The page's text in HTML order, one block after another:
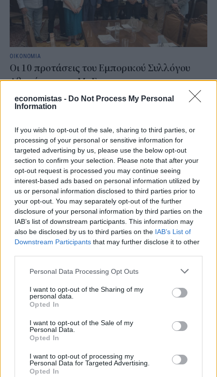
economistas - Do Not Process My Personal
Information
If you wish to opt-out of the sale, sharing to third parties, or
processing of your personal or sensitive information for
targeted advertising by us, please use the below opt-out
section to confirm your selection. Please note that after your
opt-out request is processed you may continue seeing
interest-based ads based on personal information utilized by
us or personal information disclosed to third parties prior to
your opt-out. You may separately opt-out of the further
disclosure of your personal information by third parties on the
IAB’s list of downstream participants. This information may
also be disclosed by us to third parties on the IAB’s List of
Downstream Participants that may further disclose it to other
Personal Data Processing Opt Outs
I want to opt-out of the Sharing of my
personal data.
Opted In
I want to opt-out of the Sale of my
Personal Data.
Opted In
I want to opt-out of processing my
Personal Data for Targeted Advertising.
Opted In
ΟΙΚΟΝΟΜΙΑ
Οι 10 προτάσεις του Εμπορικού Συλλόγου
Αθηνών για τις ΜμΕ
Με τον Υφυπουργό Εθνικής Οικονομίας και Οικονομικών, Δημήτρη
Μαρκόπουλο, συναντήθηκε το Διοικητικό Συμβούλιο του
NEWSROOM/05 Αυγ 2026
Από ρεκόρ σε ρεκόρ ο Εξωδικαστικός
Σημαντικό ορόσημο κατέγραψε τον Ιούλιο ο Εξωδικαστικός
Μηχανισμός. Οι συνολικές ρυθμίσεις ξεπέρασαν τα 20 δισ. ευρώ από
Ιουλίου, έχουν ολοκληρωθεί 66.578 ρυθμίσεις, οι οποίες
αντιστοιχούν σε αρχικές οφειλές ύψους 20,19 δισ. ευρώ.
NEWSROOM